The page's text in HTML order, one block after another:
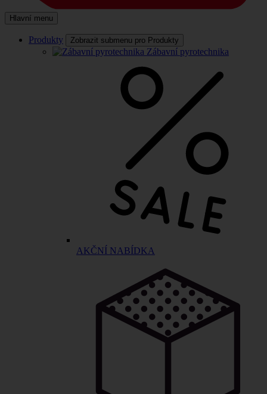
Hlavní menu
Produkty Zobrazit submenu pro Produkty
Zábavní pyrotechnika
AKČNÍ NABÍDKA